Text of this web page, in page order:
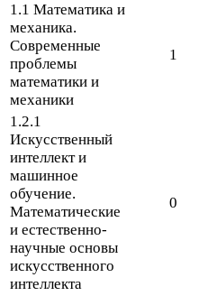
1.1 Математика и
механика.
Современные
проблемы
математики и
механики
1
1.2.1
Искусственный
интеллект и
машинное
обучение.
Математические
и естественно-​
научные основы
искусственного
интеллекта
0